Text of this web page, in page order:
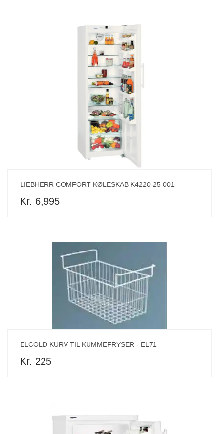
LIEBHERR COMFORT KØLESKAB K4220-25 001
Kr. 6,995
ELCOLD KURV TIL KUMMEFRYSER - EL71
Kr. 225